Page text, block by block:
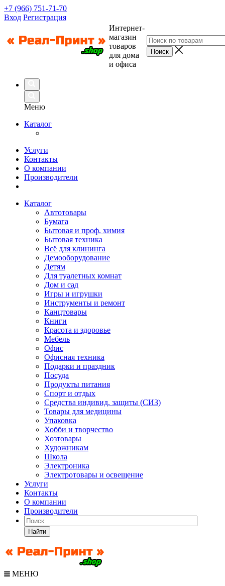
+7 (966) 751-71-70
Вход Регистрация
Интернет-
магазин
товаров
для дома
и офиса
Меню
Каталог
Услуги
Контакты
О компании
Производители
Каталог
Автотовары
Бумага
Бытовая и проф. химия
Бытовая техника
Всё для клининга
Демооборудование
Детям
Для туалетных комнат
Дом и сад
Игры и игрушки
Инструменты и ремонт
Канцтовары
Книги
Красота и здоровье
Мебель
Офис
Офисная техника
Подарки и праздник
Посуда
Продукты питания
Спорт и отдых
Средства индивид. защиты (СИЗ)
Товары для медицины
Упаковка
Хобби и творчество
Хозтовары
Художникам
Школа
Электроника
Электротовары и освещение
Услуги
Контакты
О компании
Производители
Найти
МЕНЮ